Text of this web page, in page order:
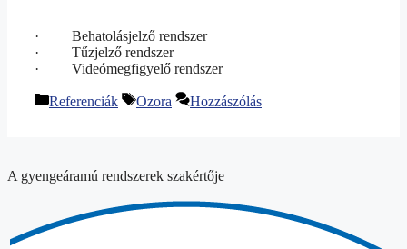
· Behatolásjelző rendszer
· Tűzjelző rendszer
· Videómegfigyelő rendszer
Kategória
Referenciák Címkék
Ozora Hozzászólás
A gyengeáramú rendszerek szakértője